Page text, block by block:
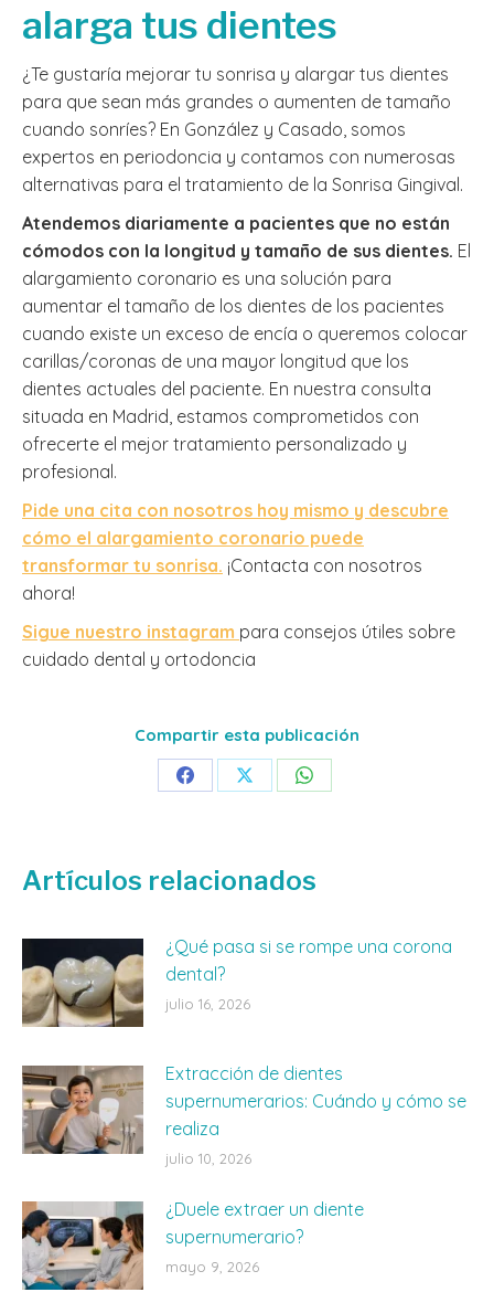
alarga tus dientes
¿Te gustaría mejorar tu sonrisa y alargar tus dientes
para que sean más grandes o aumenten de tamaño
cuando sonríes? En González y Casado, somos
expertos en periodoncia y contamos con numerosas
alternativas para el tratamiento de la Sonrisa Gingival.
Atendemos diariamente a pacientes que no están
cómodos con la longitud y tamaño de sus dientes. El
alargamiento coronario es una solución para
aumentar el tamaño de los dientes de los pacientes
cuando existe un exceso de encía o queremos colocar
carillas/coronas de una mayor longitud que los
dientes actuales del paciente. En nuestra consulta
situada en Madrid, estamos comprometidos con
ofrecerte el mejor tratamiento personalizado y
profesional.
Pide una cita con nosotros hoy mismo y descubre
cómo el alargamiento coronario puede
transformar tu sonrisa. ¡Contacta con nosotros
ahora!
Sigue nuestro instagram para consejos útiles sobre
cuidado dental y ortodoncia
Compartir esta publicación
Share Share Share
Artículos relacionados
¿Qué pasa si se rompe una corona
dental?
julio 16, 2026
Extracción de dientes
supernumerarios: Cuándo y cómo se
realiza
julio 10, 2026
¿Duele extraer un diente
supernumerario?
mayo 9, 2026